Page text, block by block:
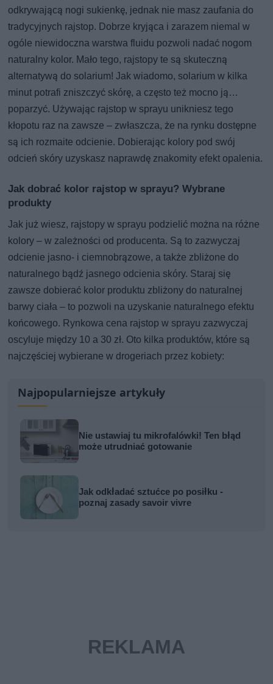
odkrywającą nogi sukienkę, jednak nie masz zaufania do
tradycyjnych rajstop. Dobrze kryjąca i zarazem niemal w
ogóle niewidoczna warstwa fluidu pozwoli nadać nogom
naturalny kolor. Mało tego, rajstopy te są skuteczną
alternatywą do solarium! Jak wiadomo, solarium w kilka
minut potrafi zniszczyć skórę, a często też mocno ją…
poparzyć. Używając rajstop w sprayu unikniesz tego
kłopotu raz na zawsze – zwłaszcza, że na rynku dostępne
są ich rozmaite odcienie. Dobierając kolory pod swój
odcień skóry uzyskasz naprawdę znakomity efekt opalenia.
Jak dobrać kolor rajstop w sprayu? Wybrane
produkty
Jak już wiesz, rajstopy w sprayu podzielić można na różne
kolory – w zależności od producenta. Są to zazwyczaj
odcienie jasno- i ciemnobrązowe, a także zbliżone do
naturalnego bądź jasnego odcienia skóry. Staraj się
zawsze dobierać kolor produktu zbliżony do naturalnej
barwy ciała – to pozwoli na uzyskanie naturalnego efektu
końcowego. Rynkowa cena rajstop w sprayu zazwyczaj
oscyluje między 10 a 30 zł. Oto kilka produktów, które są
najczęściej wybierane w drogeriach przez kobiety:
Najpopularniejsze artykuły
Nie ustawiaj tu mikrofalówki! Ten błąd
może utrudniać gotowanie
Jak odkładać sztućce po posiłku -
poznaj zasady savoir vivre